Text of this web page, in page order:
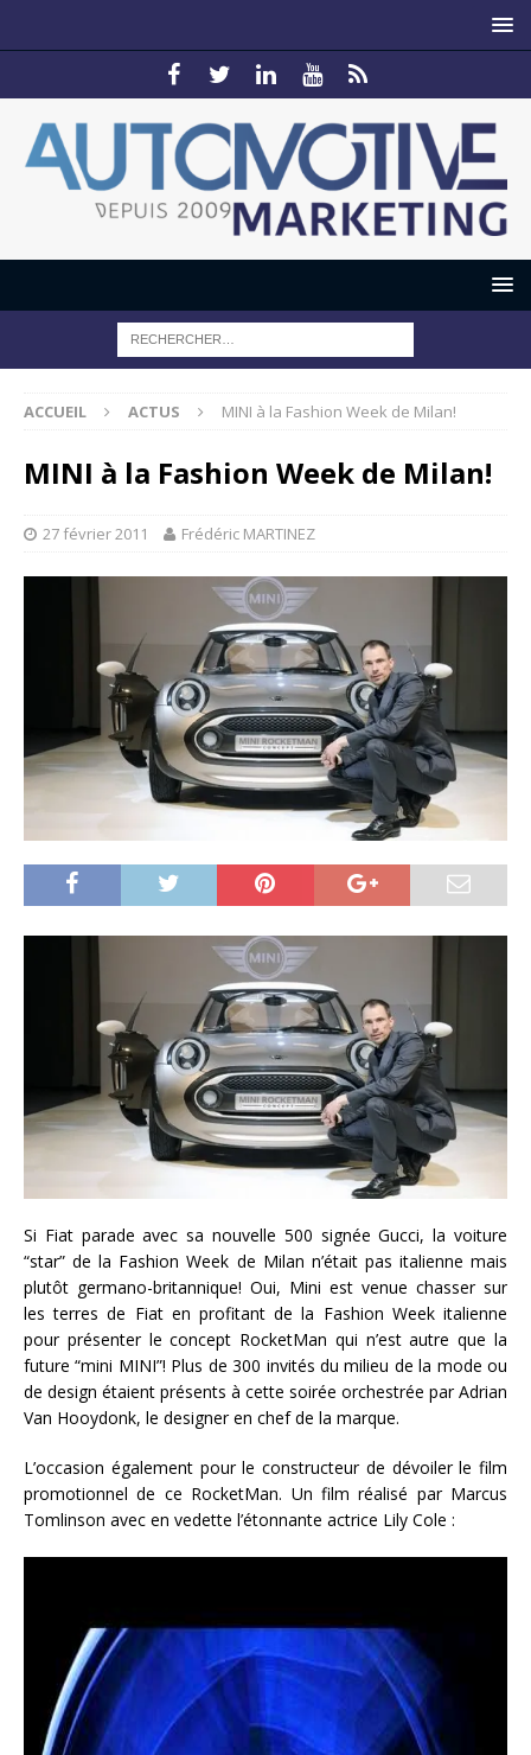
ACCUEIL ACTUS MINI à la Fashion Week de Milan!
MINI à la Fashion Week de Milan!
27 février 2011 Frédéric MARTINEZ
Si Fiat parade avec sa nouvelle 500 signée Gucci, la voiture
“star” de la Fashion Week de Milan n’était pas italienne mais
plutôt germano-britannique! Oui, Mini est venue chasser sur
les terres de Fiat en profitant de la Fashion Week italienne
pour présenter le concept RocketMan qui n’est autre que la
future “mini MINI”! Plus de 300 invités du milieu de la mode ou
de design étaient présents à cette soirée orchestrée par Adrian
Van Hooydonk, le designer en chef de la marque.
L’occasion également pour le constructeur de dévoiler le film
promotionnel de ce RocketMan. Un film réalisé par Marcus
Tomlinson avec en vedette l’étonnante actrice Lily Cole :